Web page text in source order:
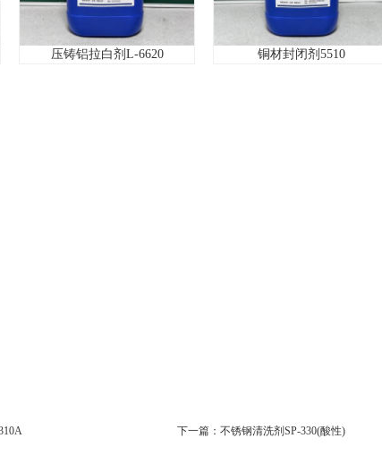
压铸铝拉白剂L-6620 铜材封闭剂5510
下一篇：不锈钢清洗剂SP-330(酸性)